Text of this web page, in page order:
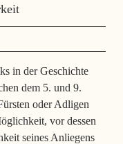
in der Geschichte
dem 5. und 9.
oder Adligen
vor dessen
seines Anliegens